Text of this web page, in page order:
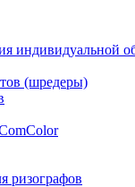
индивидуальной
(шредеры)
ризографов